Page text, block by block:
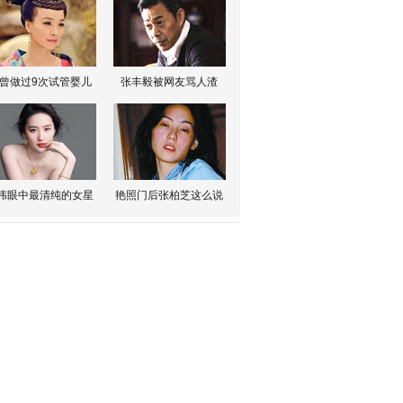
做过9次试管婴儿 张丰毅被网友骂人渣
眼中最清纯的女星 艳照门后张柏芝这么说